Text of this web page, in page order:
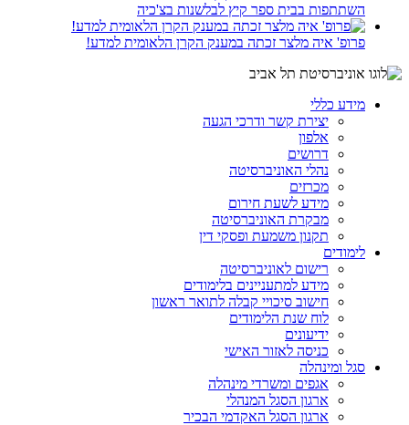
השתתפות בבית ספר קיץ לבלשנות בצ'כיה
פרופ' איה מלצר זכתה במענק הקרן הלאומית למדע!
מידע כללי
יצירת קשר ודרכי הגעה
אלפון
דרושים
נהלי האוניברסיטה
מכרזים
מידע לשעת חירום
מבקרת האוניברסיטה
תקנון משמעת ופסקי דין
לימודים
רישום לאוניברסיטה
מידע למתעניינים בלימודים
חישוב סיכויי קבלה לתואר ראשון
לוח שנת הלימודים
ידיעונים
כניסה לאזור האישי
סגל ומינהלה
אגפים ומשרדי מינהלה
ארגון הסגל המנהלי
ארגון הסגל האקדמי הבכיר